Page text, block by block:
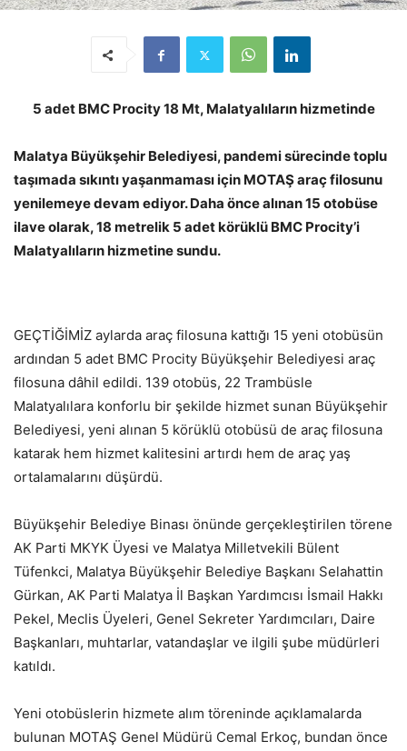
5 adet BMC Procity 18 Mt, Malatyalıların hizmetinde
Malatya Büyükşehir Belediyesi, pandemi sürecinde toplu
taşımada sıkıntı yaşanmaması için MOTAŞ araç filosunu
yenilemeye devam ediyor. Daha önce alınan 15 otobüse
ilave olarak, 18 metrelik 5 adet körüklü BMC Procity’i
Malatyalıların hizmetine sundu.
GEÇTİĞİMİZ aylarda araç filosuna kattığı 15 yeni otobüsün
ardından 5 adet BMC Procity Büyükşehir Belediyesi araç
filosuna dâhil edildi. 139 otobüs, 22 Trambüsle
Malatyalılara konforlu bir şekilde hizmet sunan Büyükşehir
Belediyesi, yeni alınan 5 körüklü otobüsü de araç filosuna
katarak hem hizmet kalitesini artırdı hem de araç yaş
ortalamalarını düşürdü.
Büyükşehir Belediye Binası önünde gerçekleştirilen törene
AK Parti MKYK Üyesi ve Malatya Milletvekili Bülent
Tüfenkci, Malatya Büyükşehir Belediye Başkanı Selahattin
Gürkan, AK Parti Malatya İl Başkan Yardımcısı İsmail Hakkı
Pekel, Meclis Üyeleri, Genel Sekreter Yardımcıları, Daire
Başkanları, muhtarlar, vatandaşlar ve ilgili şube müdürleri
katıldı.
Yeni otobüslerin hizmete alım töreninde açıklamalarda
bulunan MOTAŞ Genel Müdürü Cemal Erkoç, bundan önce